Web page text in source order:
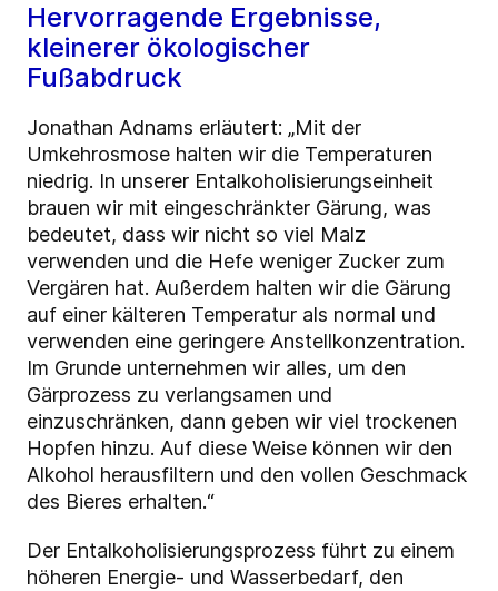
Hervorragende Ergebnisse,
kleinerer ökologischer
Fußabdruck
Jonathan Adnams erläutert: „Mit der
Umkehrosmose halten wir die Temperaturen
niedrig. In unserer Entalkoholisierungseinheit
brauen wir mit eingeschränkter Gärung, was
bedeutet, dass wir nicht so viel Malz
verwenden und die Hefe weniger Zucker zum
Vergären hat. Außerdem halten wir die Gärung
auf einer kälteren Temperatur als normal und
verwenden eine geringere Anstellkonzentration.
Im Grunde unternehmen wir alles, um den
Gärprozess zu verlangsamen und
einzuschränken, dann geben wir viel trockenen
Hopfen hinzu. Auf diese Weise können wir den
Alkohol herausfiltern und den vollen Geschmack
des Bieres erhalten.“
Der Entalkoholisierungsprozess führt zu einem
höheren Energie- und Wasserbedarf, den